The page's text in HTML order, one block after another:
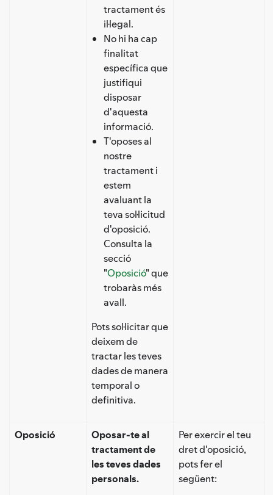
tractament és
il·legal.
No hi ha cap
finalitat
específica que
justifiqui
disposar
d'aquesta
informació.
T'oposes al
nostre
tractament i
estem
avaluant la
teva sol·licitud
d'oposició.
Consulta la
secció
"Oposició" que
trobaràs més
avall.
Pots sol·licitar que
deixem de
tractar les teves
dades de manera
temporal o
definitiva.
Oposició
Oposar-te al
tractament de
les teves dades
personals.
Per exercir el teu
dret d'oposició,
pots fer el
següent: